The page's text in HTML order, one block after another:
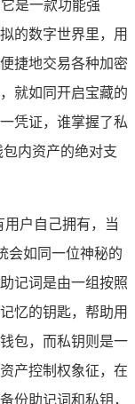
是一款功能强
的数字世界里，用
捷地交易各种加密
就如同开启宝藏的
凭证，谁掌握了私
内资产的绝对支
用户自己拥有，当
会如同一位神秘的
记词是由一组按照
忆的钥匙，帮助用
包，而私钥则是一
产控制权象征，在
份助记词和私钥，